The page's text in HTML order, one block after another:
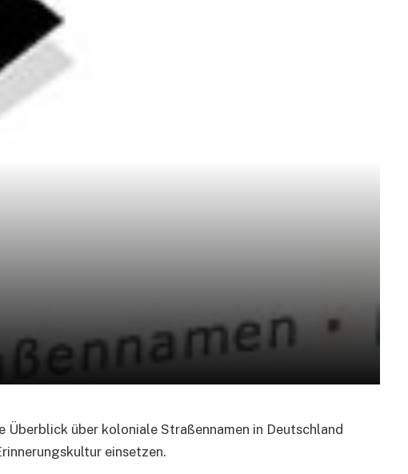
Überblick über koloniale Straßennamen in Deutschland
einsetzen.